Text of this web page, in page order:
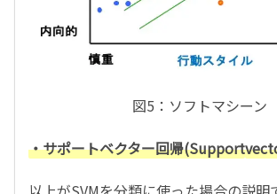
図5：ソフトマシーン
・サポートベクター回帰(Support